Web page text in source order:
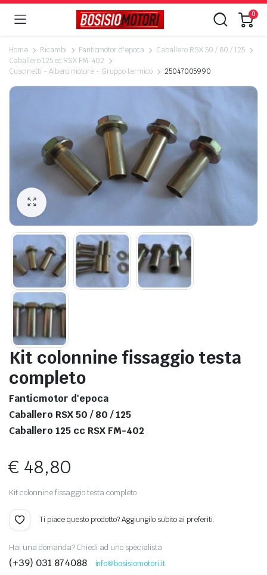
0
Home Ricambi Fanticmotor d'epoca
Caballero RSX 50 / 80 / 125
Caballero 125 cc RSX FM-402
Cuscinetti - Albero motore - Gruppo termico
25047005990
Kit colonnine fissaggio testa
completo
Fanticmotor d'epoca
Caballero RSX 50 / 80 / 125
Caballero 125 cc RSX FM-402
€ 48,80
Kit colonnine fissaggio testa completo
Ti piace questo prodotto? Aggiungilo subito ai preferiti.
Hai una domanda? Chiedi ad uno specialista
(+39) 031 874088 info@bosisiomotori.it